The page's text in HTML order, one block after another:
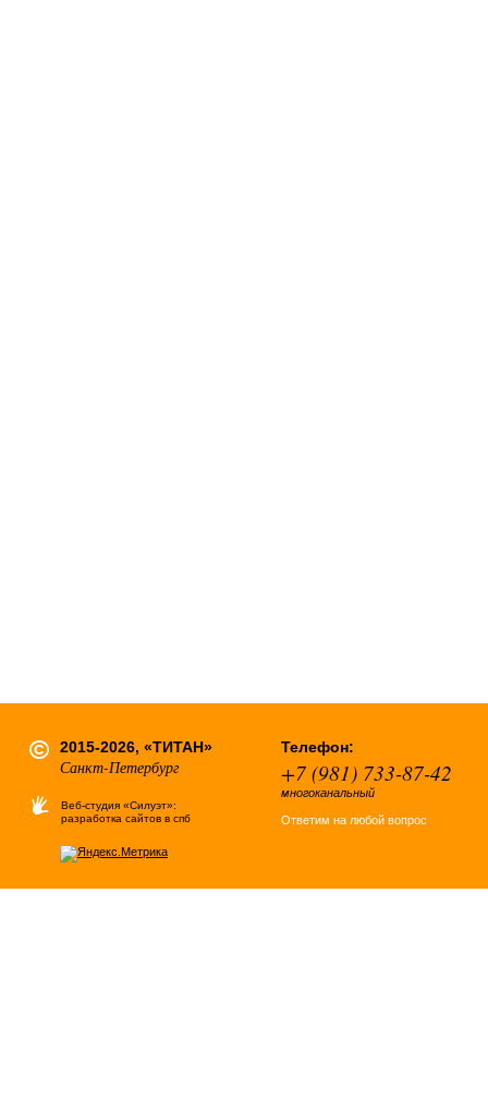
2015-2026, «ТИТАН»
Санкт-Петербург
Веб-студия «Силуэт»:
разработка сайтов в спб
Телефон:
+7 (981) 733-87-42
многоканальный
Ответим на любой вопрос